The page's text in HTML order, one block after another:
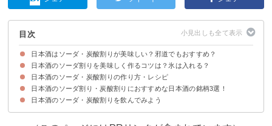
目次
日本酒はソーダ・炭酸割りが美味しい？邪道でもおすすめ？
日本酒の炭酸割り・ソーダ割りがおすすめな理由
日本酒のソーダ割りを美味しく作るコツは？氷は入れる？
①日本酒の選び方
②日本酒と炭酸水の比率・割合
③氷の有無
④レモンやライムをトッピングするのもおすすめ
日本酒のソーダ・炭酸割りの作り方・レシピ
材料
作り方・手順
日本酒のソーダ割り・炭酸割りにおすすめな日本酒の銘柄3選！
①ふなぐち菊水一番しぼり｜菊水酒造（286円）
②桃川 銀松 にごり酒｜桃川（1,648円）
③SUMMER GODDESS｜真名鶴酒造（2,200円）
日本酒のソーダ・炭酸割りを飲んでみよう